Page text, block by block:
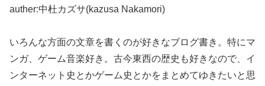
auther:中杜カズサ(kazusa Nakamori)
いろんな方面の文章を書くのが好きなブログ書き。特にマ
ンガ、ゲーム音楽好き。古今東西の歴史も好きなので、イ
ンターネット史とかゲーム史とかをまとめてゆきたいと思